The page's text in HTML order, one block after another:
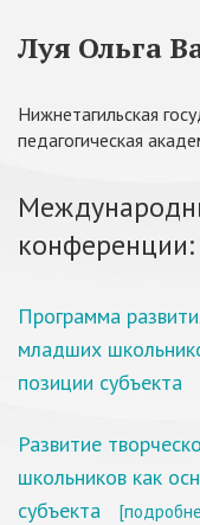
Луя Ольга
Нижнетагильская
педагогическая
конференции:
Программа
младших
позиции субъекта
Развитие
школьников как
субъекта